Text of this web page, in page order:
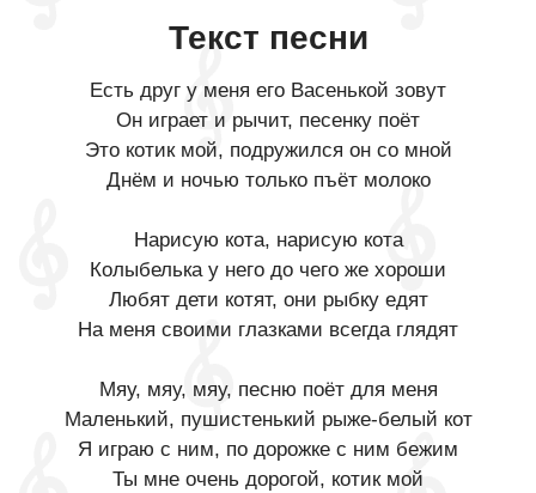
Текст песни
Есть друг у меня его Васенькой зовут
Он играет и рычит, песенку поёт
Это котик мой, подружился он со мной
Днём и ночью только пъёт молоко
Нарисую кота, нарисую кота
Колыбелька у него до чего же хороши
Любят дети котят, они рыбку едят
На меня своими глазками всегда глядят
Мяу, мяу, мяу, песню поёт для меня
Маленький, пушистенький рыже-белый кот
Я играю с ним, по дорожке с ним бежим
Ты мне очень дорогой, котик мой